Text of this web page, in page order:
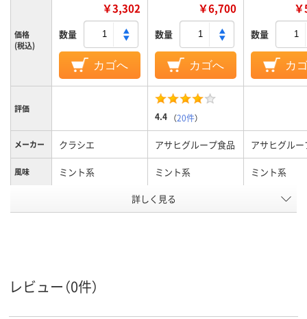
価格
(税込)
￥3,302
数量
カゴへ
￥6,700
数量
カゴへ
数量
カ
評価
4.4 （20件）
メーカー クラシエ アサヒグループ食品 アサヒグル
風味 ミント系 ミント系 ミント系
詳しく見る
レビュー（0件）